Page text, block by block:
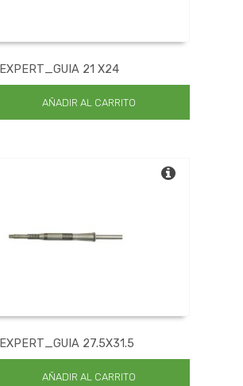
21 X24
AÑADIR AL CARRITO
27.5X31.5
AÑADIR AL CARRITO